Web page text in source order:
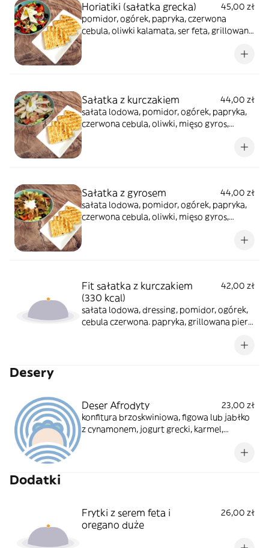
Horiatiki (sałatka grecka)
45,00 zł
pomidor, ogórek, papryka, czerwona
cebula, oliwki kalamata, ser feta, grillowany
Sałatka z kurczakiem
44,00 zł
sałata lodowa, pomidor, ogórek, papryka,
czerwona cebula, oliwki, mięso gyros,
Sałatka z gyrosem
44,00 zł
sałata lodowa, pomidor, ogórek, papryka,
czerwona cebula, oliwki, mięso gyros,
Fit sałatka z kurczakiem
(330 kcal)
42,00 zł
sałata lodowa, dressing, pomidor, ogórek,
cebula czerwona. papryka, grillowana pierś
Desery
Deser Afrodyty
23,00 zł
konfitura brzoskwiniowa, figowa lub jabłko
z cynamonem, jogurt grecki, karmel,
Dodatki
Frytki z serem feta i
oregano duże
26,00 zł